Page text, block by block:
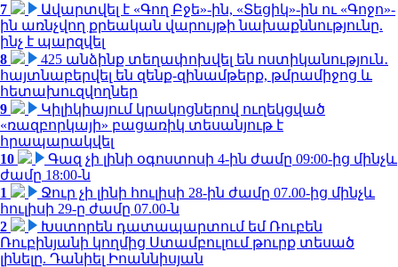
7
Ավարտվել է «Գող Բջե»-ին, «Տեցիկ»-ին ու «Գոջո»-
ին առնչվող քրեական վարույթի նախաքննությունը.
ինչ է պարզվել
8
425 անձինք տեղափոխվել են ոստիկանություն․
հայտնաբերվել են զենք-զինամթերք, թմրամիջոց և
հետախուզվողներ
9
Կիլիկիայում կրակոցներով ուղեկցված
«ռազբորկայի» բացառիկ տեսանյութ է
հրապարակվել
10
Գազ չի լինի օգոստոսի 4-ին ժամը 09:00-ից մինչև
ժամը 18:00-ն
1
Ջուր չի լինի հուլիսի 28-ին ժամը 07.00-ից մինչև
հուլիսի 29-ը ժամը 07.00-ն
2
Խստորեն դատապարտում եմ Ռուբեն
Ռուբինյանի կողմից Ստամբուլում թուրք տեսած
լինելը. Դանիել Իոաննիսյան